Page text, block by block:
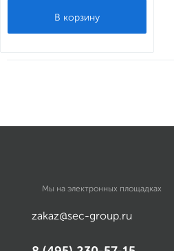
Мы на электронных площадках
zakaz@sec-group.ru